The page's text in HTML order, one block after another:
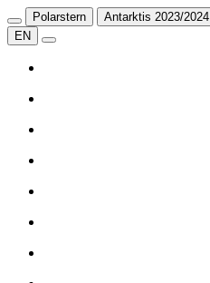
Polarstern
Antarktis 2023/2024
EN